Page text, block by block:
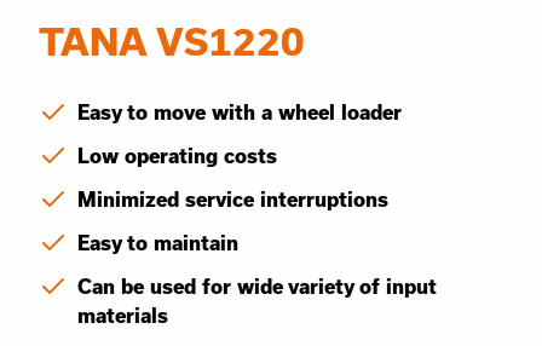
TANA VS1220
Easy to move with a wheel loader
Low operating costs
Minimized service interruptions
Easy to maintain
Can be used for wide variety of input
materials